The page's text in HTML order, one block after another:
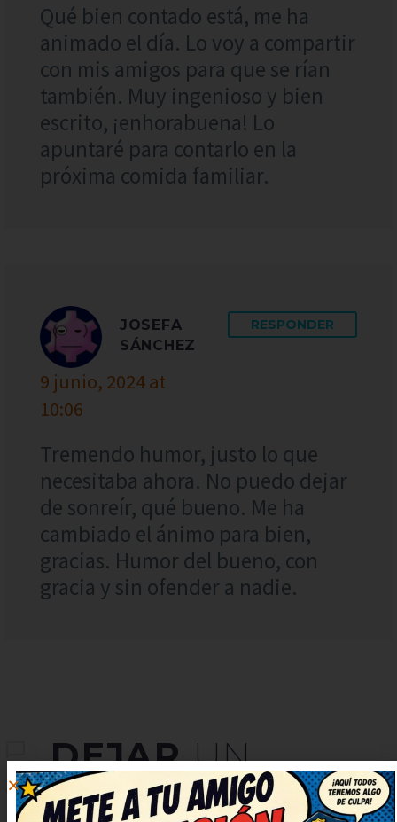
Qué bien contado está, me ha
animado el día. Lo voy a compartir
con mis amigos para que se rían
también. Muy ingenioso y bien
escrito, ¡enhorabuena! Lo
apuntaré para contarlo en la
próxima comida familiar.
JOSEFA
SÁNCHEZ
9 junio, 2024 at
10:06
RESPONDER
Tremendo humor, justo lo que
necesitaba ahora. No puedo dejar
de sonreír, qué bueno. Me ha
cambiado el ánimo para bien,
gracias. Humor del bueno, con
gracia y sin ofender a nadie.
DEJARUN
COMENTARIO